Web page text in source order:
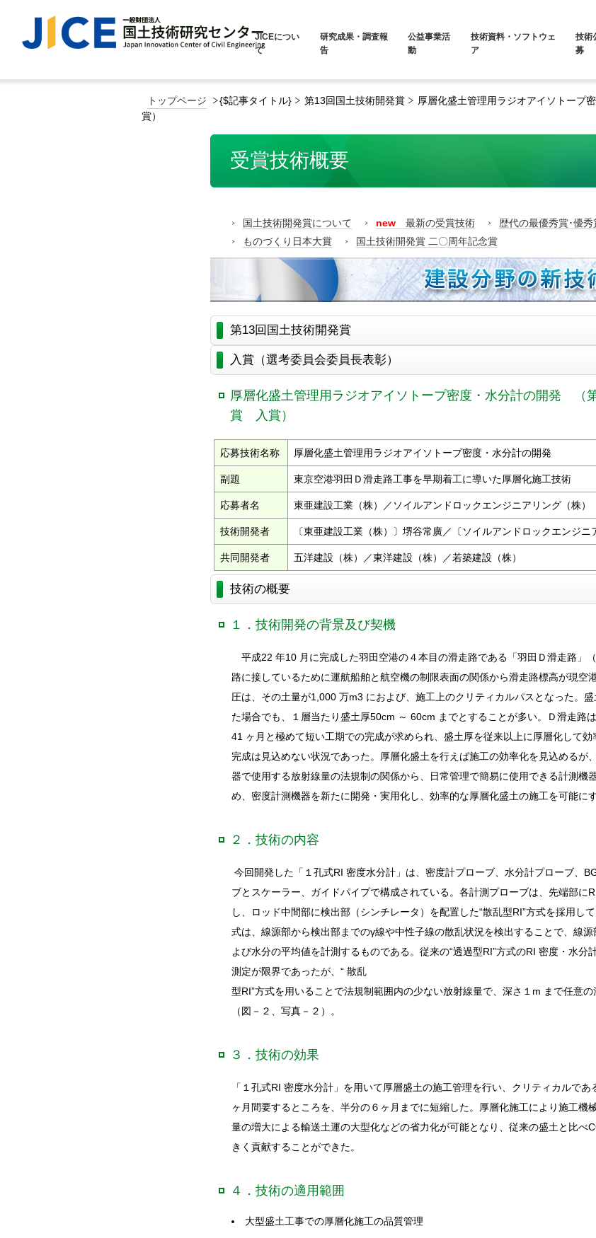
JICEについ
て
研究成果・調査報
告
公益事業活
動
技術資料・ソフトウェ
ア
技術
募
トップページ {$記事タイトル} 第13回国土技術開発賞
厚層化盛土管理用ラジオアイソトー
賞）
受賞技術概要
国土技術開発賞について new 最新の受賞技術
歴代の最優秀賞･優秀
ものづくり日本大賞
国土技術開発賞 二〇周年記念賞
第13回国土技術開発賞
入賞（選考委員会委員長表彰）
厚層化盛土管理用ラジオアイソトープ密度・水分計の開発 （
賞 入賞）
応募技術名称 厚層化盛土管理用ラジオアイソトープ密度・水分計の開発
副題 東京空港羽田Ｄ滑走路工事を早期着工に導いた厚層化施工技術
応募者名 東亜建設工業（株）／ソイルアンドロックエンジニアリング（株）
技術開発者 〔東亜建設工業（株）〕堺谷常廣／〔ソイルアンドロックエンジ
共同開発者 五洋建設（株）／東洋建設（株）／若築建設（株）
技術の概要
１．技術開発の背景及び契機
平成22 年10 月に完成した羽田空港の４本目の滑走路である「羽田Ｄ滑走路」
路に接しているために運航船舶と航空機の制限表面の関係から滑走路標高が現空
圧は、その土量が1,000 万m3 におよび、施工上のクリティカルパスとなった。
た場合でも、１層当たり盛土厚50cm ～ 60cm までとすることが多い。Ｄ滑走路
41 ヶ月と極めて短い工期での完成が求められ、盛土厚を従来以上に厚層化して
完成は見込めない状況であった。厚層化盛土を行えば施工の効率化を見込めるが
器で使用する放射線量の法規制の関係から、日常管理で簡易に使用できる計測機
め、密度計測機器を新たに開発・実用化し、効率的な厚層化盛土の施工を可能に
２．技術の内容
今回開発した「１孔式RI 密度水分計」は、密度計プローブ、水分計プローブ、
ブとスケーラー、ガイドパイプで構成されている。各計測プローブは、先端部に
し、ロッド中間部に検出部（シンチレータ）を配置した“散乱型RI”方式を採用し
式は、線源部から検出部までのγ線や中性子線の散乱状況を検出することで、線
よび水分の平均値を計測するものである。従来の“透過型RI”方式のRI 密度・水分
測定が限界であったが、“ 散乱
型RI”方式を用いることで法規制範囲内の少ない放射線量で、深さ１m まで任意
（図－２、写真－２）。
３．技術の効果
「１孔式RI 密度水分計」を用いて厚層盛土の施工管理を行い、クリティカルで
ヶ月間要するところを、半分の６ヶ月までに短縮した。厚層化施工により施工機
量の増大による輸送土運の大型化などの省力化が可能となり、従来の盛土と比べ
きく貢献することができた。
４．技術の適用範囲
大型盛土工事での厚層化施工の品質管理